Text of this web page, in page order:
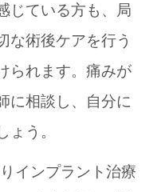
じている方も、局
な術後ケアを行う
られます。痛みが
に相談し、自分に
ょう。
インプラント治療